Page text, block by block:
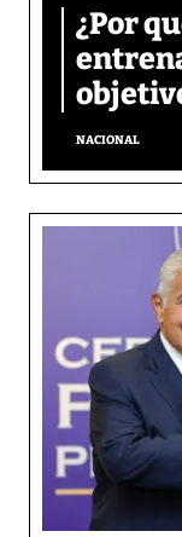
¿Por
NACIONAL